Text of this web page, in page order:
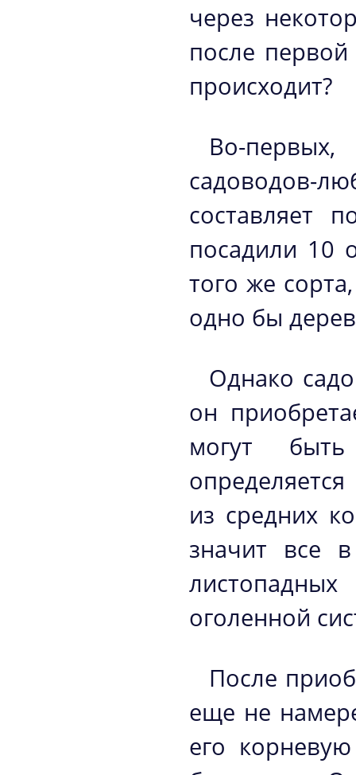
через
после
происходит?
Во-
садоводов-
составляет
посадили 10
того же
одно бы
Однако
он
могут
из средних
значит все
оголенной
После
еще не
его